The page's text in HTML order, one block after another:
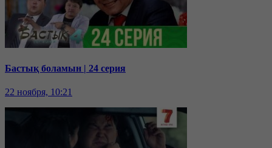
Бастық боламын | 24 серия
22 ноября, 10:21